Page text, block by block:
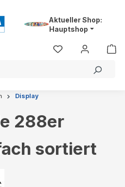
Aktueller Shop:
Hauptshop
Display
288er
sortiert